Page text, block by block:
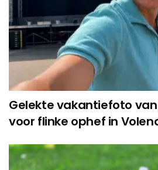
Gelekte vakantiefoto
voor flinke ophef in